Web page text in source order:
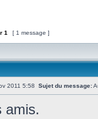
1 [ 1 message ]
2011 5:58 Sujet du message:
amis.